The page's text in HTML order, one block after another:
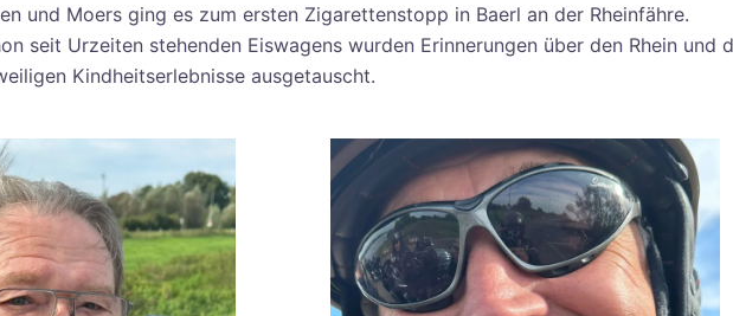
und Moers ging es zum ersten Zigarettenstopp in Baerl an der Rheinfähre.
seit Urzeiten stehenden Eiswagens wurden Erinnerungen über den Rhein und
Kindheitserlebnisse ausgetauscht.